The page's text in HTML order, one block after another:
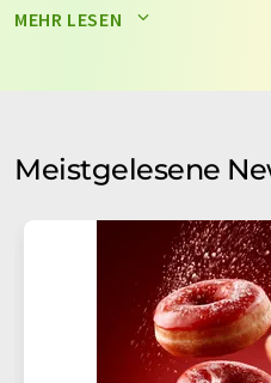
Newsletter per E-Mail
auf Basis unserer
Meinungsforschung per E-
Einwilligung können Sie
Str. 2, 12489 Berlin oder per E-
widerruf@lumitos.commit
widerrufen. Zudem ist in jeder
Abbestellung des
MEHR LESEN
Meistgelesene